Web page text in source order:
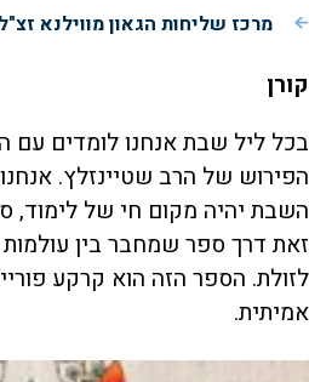
מרכז שליחות הגאון מווילנא
קורן
בכל ליל שבת אנחנו לומדים עם
הפירוש של הרב שטיינזלץ.
השבת יהיה מקום חי של לימוד,
זאת דרך ספר שמחבר בין
לזולת. הספר הזה הוא קרקע
אמיתית.